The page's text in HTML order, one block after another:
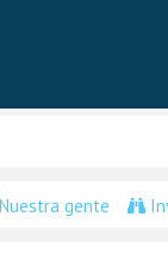
Nuestra gente